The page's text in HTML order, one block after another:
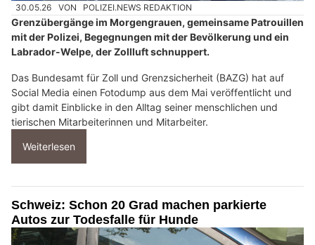
30.05.26 VON POLIZEI.NEWS REDAKTION
Grenzübergänge im Morgengrauen, gemeinsame Patrouillen
mit der Polizei, Begegnungen mit der Bevölkerung und ein
Labrador-Welpe, der Zollluft schnuppert.
Das Bundesamt für Zoll und Grenzsicherheit (BAZG) hat auf
Social Media einen Fotodump aus dem Mai veröffentlicht und
gibt damit Einblicke in den Alltag seiner menschlichen und
tierischen Mitarbeiterinnen und Mitarbeiter.
Weiterlesen
Schweiz: Schon 20 Grad machen parkierte
Autos zur Todesfalle für Hunde